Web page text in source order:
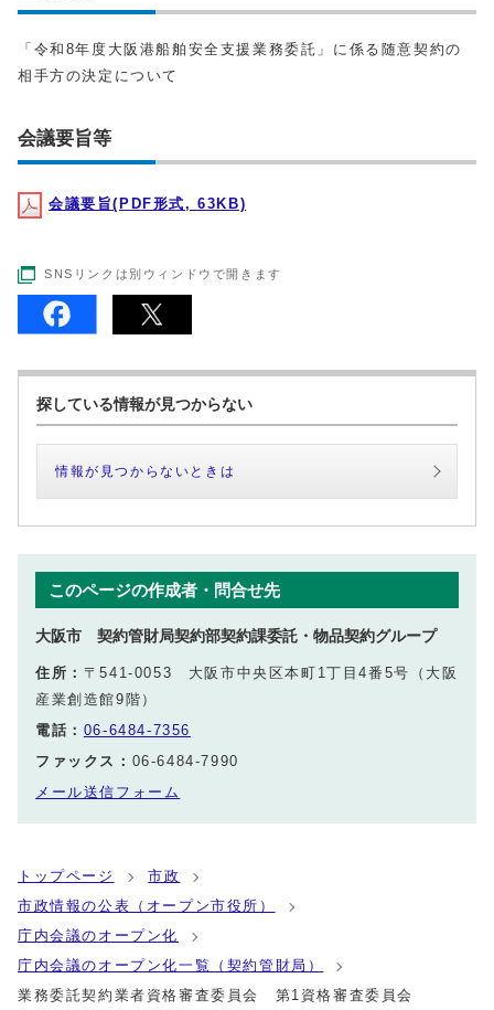
「令和8年度大阪港船舶安全支援業務委託」に係る随意契約の
相手方の決定について
会議要旨等
会議要旨(PDF形式, 63KB)
SNSリンクは別ウィンドウで開きます
探している情報が見つからない
情報が見つからないときは
このページの作成者・問合せ先
大阪市 契約管財局契約部契約課委託・物品契約グループ
住所： 〒541-0053 大阪市中央区本町1丁目4番5号（大阪
産業創造館9階）
電話： 06-6484-7356
ファックス： 06-6484-7990
メール送信フォーム
トップページ
市政
市政情報の公表（オープン市役所）
庁内会議のオープン化
庁内会議のオープン化一覧（契約管財局）
業務委託契約業者資格審査委員会 第1資格審査委員会